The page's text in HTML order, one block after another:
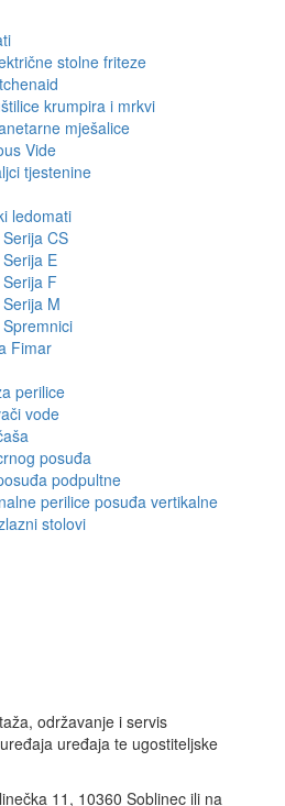
stolne friteze
krumpira i mrkvi
mješalice
Vide
tjestenine
ledomati
CS
E
F
M
Fimar
perilice
vode
posuđa
podpultne
perilice posuđa vertikalne
stolovi
održavanje i servis
uređaja te ugostiteljske
11, 10360 Soblinec ili na